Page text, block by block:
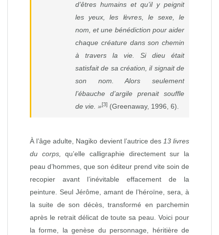
d’êtres humains et qu’il y peignit
les yeux, les lèvres, le sexe, le
nom, et une bénédiction pour aider
chaque créature dans son chemin
à travers la vie. Si dieu était
satisfait de sa création, il signait de
son nom. Alors seulement
l’ébauche d’argile prenait souffle
de vie. »[3] (Greenaway, 1996, 6).
À l’âge adulte, Nagiko devient l’autrice des 13 livres
du corps,
qu’elle calligraphie directement sur la
peau d’hommes, que son éditeur prend vite soin de
recopier avant l’inévitable effacement de la
peinture. Seul Jérôme, amant de l’héroïne, sera, à
la suite de son décès, transformé en parchemin
après le retrait délicat de toute sa peau. Voici pour
la forme, la genèse du personnage, héritière de